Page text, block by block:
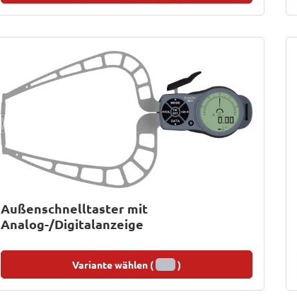
Außenschnelltaster mit
Analog-/Digitalanzeige
Variante wählen ( )